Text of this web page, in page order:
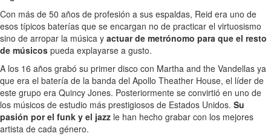
Con más de 50 años de profesión a sus espaldas, Reid era uno de
esos típicos baterías que se encargan no de practicar el virtuosismo
sino de arropar la música y actuar de metrónomo para que el resto
de músicos pueda explayarse a gusto.
A los 16 años grabó su primer disco con Martha and the Vandellas ya
que era el batería de la banda del Apollo Theather House, el líder de
este grupo era Quincy Jones. Posteriormente se convirtió en uno de
los músicos de estudio más prestigiosos de Estados Unidos. Su
pasión por el funk y el jazz le han hecho grabar con los mejores
artista de cada género.